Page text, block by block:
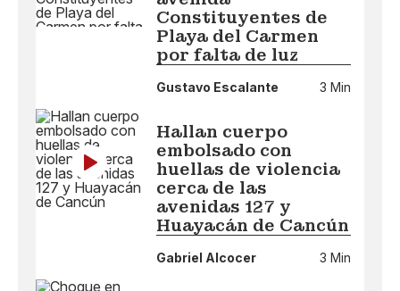
Constituyentes de
Playa del Carmen
por falta de luz
Gustavo Escalante 3 Min
Hallan cuerpo
embolsado con
huellas de violencia
cerca de las
avenidas 127 y
Huayacán de Cancún
Gabriel Alcocer 3 Min